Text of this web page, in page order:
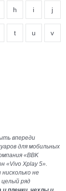
h i j
t u v
впереди
для мобильных
«BBK
«Vivo Xplay 5».
не
целый ряд